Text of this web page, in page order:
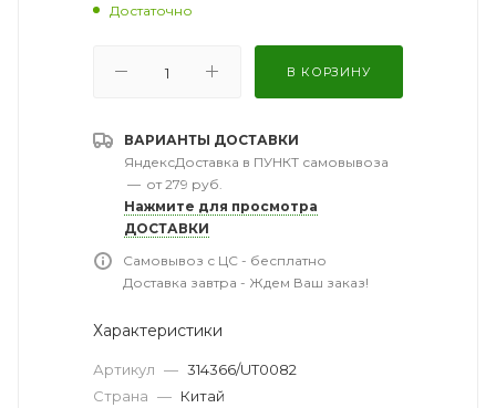
Достаточно
В КОРЗИНУ
ВАРИАНТЫ ДОСТАВКИ
ЯндексДоставка в ПУНКТ самовывоза
— от 279 руб.
Нажмите для просмотра
ДОСТАВКИ
Самовывоз с ЦС - бесплатно
Доставка завтра - Ждем Ваш заказ!
Характеристики
Артикул — 314366/UT0082
Страна — Китай